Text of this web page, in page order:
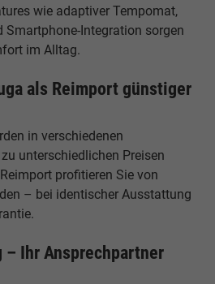
wie adaptiver Tempomat,
Smartphone-Integration sorgen
im Alltag.
als Reimport günstiger
in verschiedenen
unterschiedlichen Preisen
profitieren Sie von
– bei identischer Ausstattung
– Ihr Ansprechpartner